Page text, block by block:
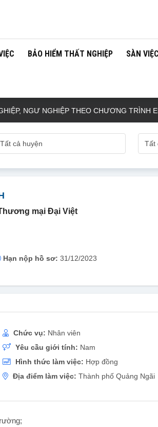
BẢO HIỂM THẤT NGHIỆP SÀN
NGƯ NGHIỆP THEO CHƯƠNG TRÌNH EPS
mại Đại Việt
Hạn nộp hồ sơ: 31/12/2023
Chức vụ: Nhân viên
Yêu cầu giới tính: Nam
Hình thức làm việc: Hợp đồng
Địa điểm làm việc: Thành phố Quảng Ngãi